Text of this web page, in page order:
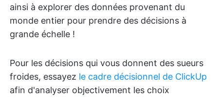
ainsi à explorer des données provenant du
monde entier pour prendre des décisions à
grande échelle !
Pour les décisions qui vous donnent des sueurs
froides, essayez le cadre décisionnel de ClickUp
afin d'analyser objectivement les choix